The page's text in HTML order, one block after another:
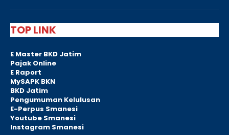
TOP LINK
E Master BKD Jatim
Pajak Online
E Raport
MySAPK BKN
BKD Jatim
Pengumuman Kelulusan
E-Perpus Smanesi
Youtube Smanesi
Instagram Smanesi